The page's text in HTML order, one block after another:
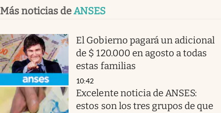
Más noticias deANSES
El Gobierno pagará un adicional
de $ 120.000 en agosto a todas
estas familias
10:42
Excelente noticia de ANSES:
estos son los tres grupos de que